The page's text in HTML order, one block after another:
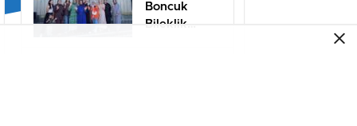
Boncuk
Bileklik